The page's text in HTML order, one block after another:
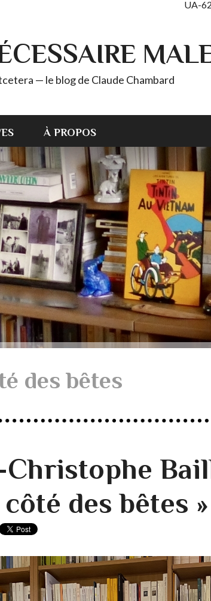
UA-
— le blog de Claude Chambard
À PROPOS
des bêtes
Christophe
des bêtes »